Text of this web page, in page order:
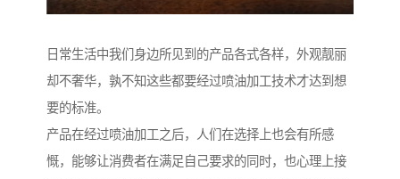
日常生活中我们身边所见到的产品各式各样，外观靓丽
却不奢华，孰不知这些都要经过喷油加工技术才达到想
要的标准。
产品在经过喷油加工之后，人们在选择上也会有所感
慨，能够让消费者在满足自己要求的同时，也心理上接